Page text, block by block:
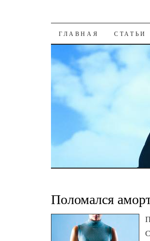
К СОДЕРЖАНИЮ
ГЛАВНАЯ СТАТЬИ
Поломался